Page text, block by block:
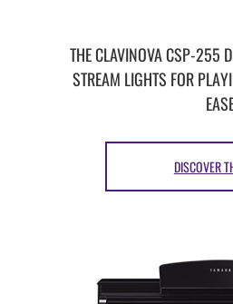
THE CLAVINOVA CSP-255
STREAM LIGHTS FOR
DISCOVER